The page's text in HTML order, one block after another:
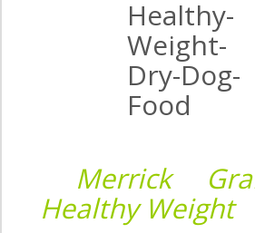
Merrick
Healthy Weight